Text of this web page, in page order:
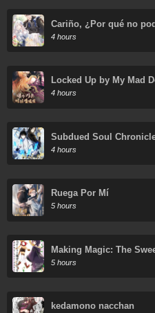
Cariño, ¿Por qué no
4 hours
Locked Up by My Mad
4 hours
Subdued Soul
4 hours
Ruega Por Mí
5 hours
Making Magic: The
Knows an Infinite MP
5 hours
kedamono nacchan